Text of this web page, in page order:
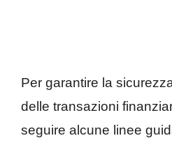
Per garantire la
delle transazioni
seguire alcune linee